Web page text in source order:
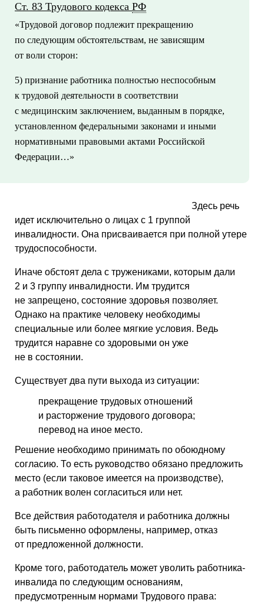
Ст. 83 Трудового кодекса РФ
«Трудовой договор подлежит прекращению
по следующим обстоятельствам, не зависящим
от воли сторон:
5) признание работника полностью неспособным
к трудовой деятельности в соответствии
с медицинским заключением, выданным в порядке,
установленном федеральными законами и иными
нормативными правовыми актами Российской
Федерации…»
Здесь речь
идет исключительно о лицах с 1 группой
инвалидности. Она присваивается при полной утере
трудоспособности.
Иначе обстоят дела с тружениками, которым дали
2 и 3 группу инвалидности. Им трудится
не запрещено, состояние здоровья позволяет.
Однако на практике человеку необходимы
специальные или более мягкие условия. Ведь
трудится наравне со здоровыми он уже
не в состоянии.
Существует два пути выхода из ситуации:
прекращение трудовых отношений
и расторжение трудового договора;
перевод на иное место.
Решение необходимо принимать по обоюдному
согласию. То есть руководство обязано предложить
место (если таковое имеется на производстве),
а работник волен согласиться или нет.
Все действия работодателя и работника должны
быть письменно оформлены, например, отказ
от предложенной должности.
Кроме того, работодатель может уволить работника-
инвалида по следующим основаниям,
предусмотренным нормами Трудового права: